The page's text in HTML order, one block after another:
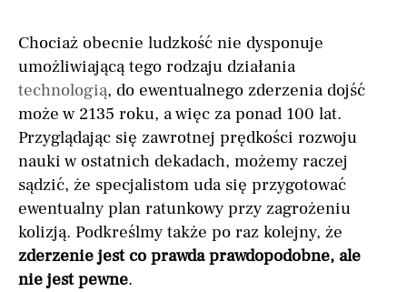
Chociaż obecnie ludzkość nie dysponuje
umożliwiającą tego rodzaju działania
technologią, do ewentualnego zderzenia dojść
może w 2135 roku, a więc za ponad 100 lat.
Przyglądając się zawrotnej prędkości rozwoju
nauki w ostatnich dekadach, możemy raczej
sądzić, że specjalistom uda się przygotować
ewentualny plan ratunkowy przy zagrożeniu
kolizją. Podkreślmy także po raz kolejny, że
zderzenie jest co prawda prawdopodobne, ale
nie jest pewne.